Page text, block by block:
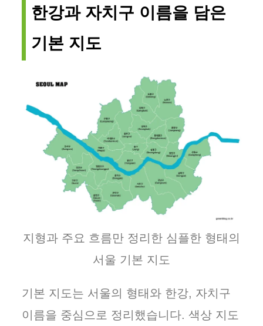
한강과 자치구 이름을 담은
기본 지도
지형과 주요 흐름만 정리한 심플한 형태의
서울 기본 지도
기본 지도는 서울의 형태와 한강, 자치구
이름을 중심으로 정리했습니다. 색상 지도